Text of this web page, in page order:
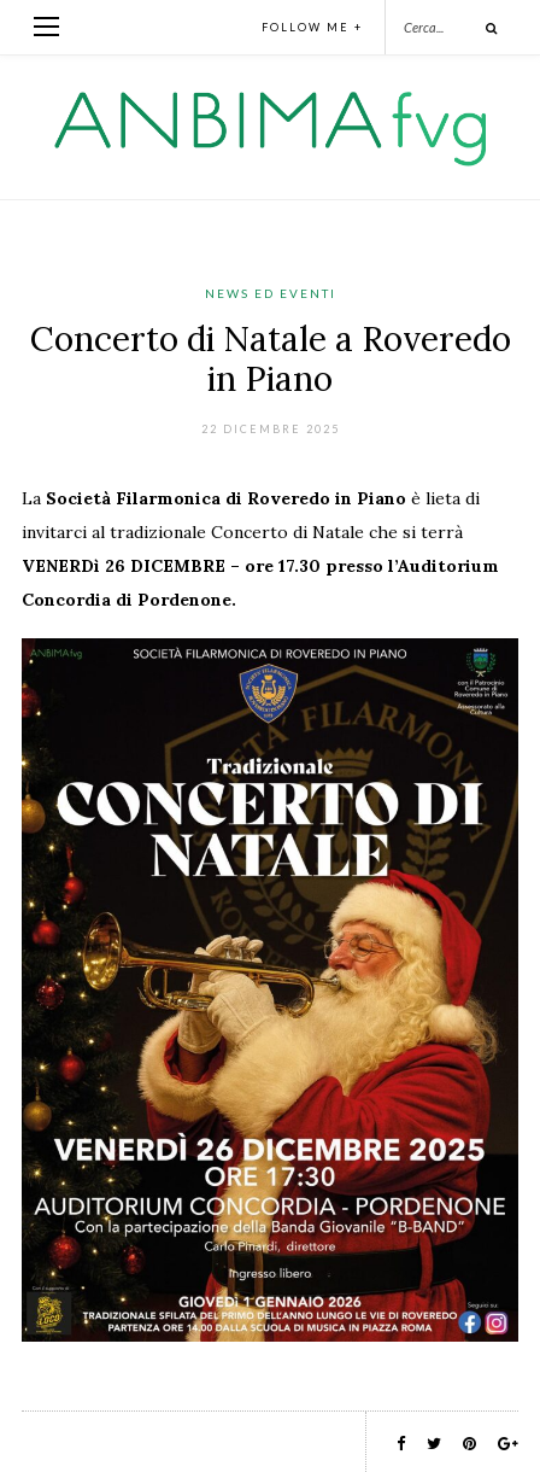
FOLLOW ME +
NEWS ED EVENTI
Concerto di Natale a Roveredo
in Piano
22 DICEMBRE 2025
La Società Filarmonica di Roveredo in Piano è lieta di
invitarci al tradizionale Concerto di Natale che si terrà
VENERDì 26 DICEMBRE – ore 17.30 presso l’Auditorium
Concordia di Pordenone.